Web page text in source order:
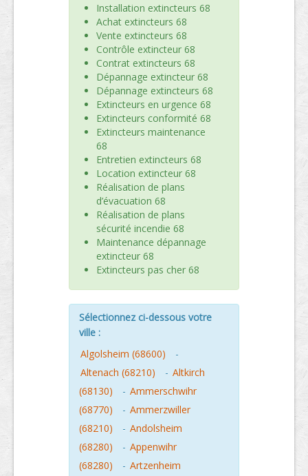
Installation extincteurs 68
Achat extincteurs 68
Vente extincteurs 68
Contrôle extincteur 68
Contrat extincteurs 68
Dépannage extincteur 68
Dépannage extincteurs 68
Extincteurs en urgence 68
Extincteurs conformité 68
Extincteurs maintenance
68
Entretien extincteurs 68
Location extincteur 68
Réalisation de plans
d’évacuation 68
Réalisation de plans
sécurité incendie 68
Maintenance dépannage
extincteur 68
Extincteurs pas cher 68
Sélectionnez ci-dessous votre
ville :
Algolsheim (68600)
-
Altenach (68210)
- Altkirch
(68130)
- Ammerschwihr
(68770)
- Ammerzwiller
(68210)
- Andolsheim
(68280)
- Appenwihr
(68280)
- Artzenheim